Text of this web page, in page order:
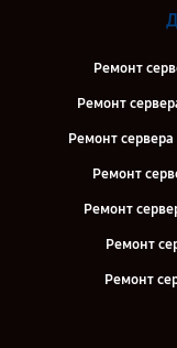
Ремонт
Ремонт
Ремонт
Ремонт
Ремонт
Ремонт
Ремонт